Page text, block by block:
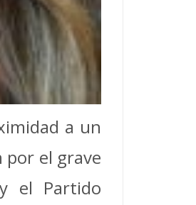
a un
el grave
el Partido